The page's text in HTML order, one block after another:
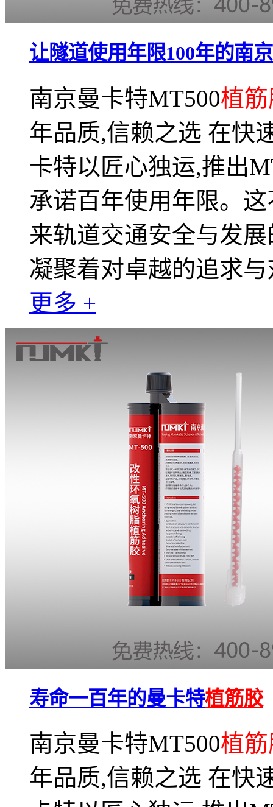
让隧道使用年限100年的南
南京曼卡特MT500植
年品质,信赖之选 在快
卡特以匠心独运,推出
承诺百年使用年限。
来轨道交通安全与发
凝聚着对卓越的追求
更多 +
寿命一百年的曼卡特植筋胶
南京曼卡特MT500植
年品质,信赖之选 在快